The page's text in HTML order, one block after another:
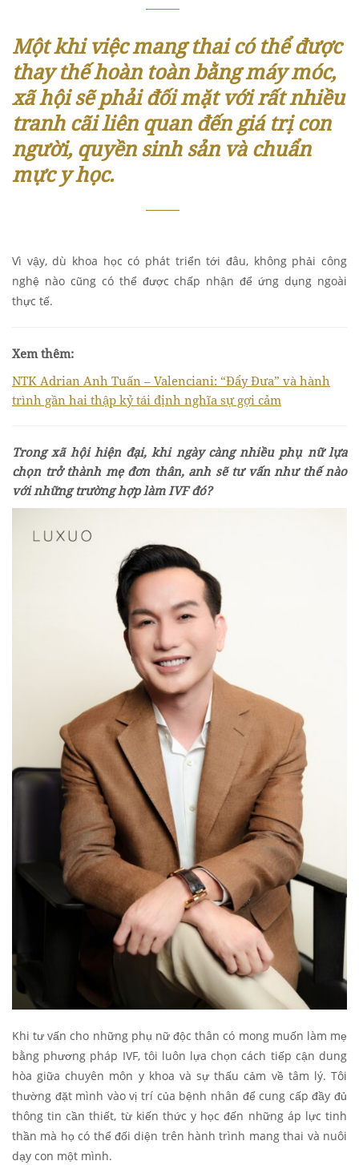
Một khi việc mang thai có thể được
thay thế hoàn toàn bằng máy móc,
xã hội sẽ phải đối mặt với rất nhiều
tranh cãi liên quan đến giá trị con
người, quyền sinh sản và chuẩn
mực y học.
Vì vậy, dù khoa học có phát triển tới đâu, không phải công
nghệ nào cũng có thể được chấp nhận để ứng dụng ngoài
thực tế.
Xem thêm:
NTK Adrian Anh Tuấn – Valenciani: “Đẩy Đưa” và hành
trình gần hai thập kỷ tái định nghĩa sự gợi cảm
Trong xã hội hiện đại, khi ngày càng nhiều phụ nữ lựa
chọn trở thành mẹ đơn thân, anh sẽ tư vấn như thế nào
với những trường hợp làm IVF đó?
Khi tư vấn cho những phụ nữ độc thân có mong muốn làm mẹ
bằng phương pháp IVF, tôi luôn lựa chọn cách tiếp cận dung
hòa giữa chuyên môn y khoa và sự thấu cảm về tâm lý. Tôi
thường đặt mình vào vị trí của bệnh nhân để cung cấp đầy đủ
thông tin cần thiết, từ kiến thức y học đến những áp lực tinh
thần mà họ có thể đối diện trên hành trình mang thai và nuôi
dạy con một mình.